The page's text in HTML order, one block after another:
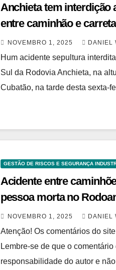
Anchieta tem interdição
entre caminhão e
Grande ABC
NOVEMBRO 1, 2025 DANIEL
Hum acidente sepultura
Sul da Rodovia Anchieta, na
Cubatão, na tarde desta sexta-
GESTÃO DE RISCOS E SEGURANÇA
Acidente entre
pessoa morta no
Paulo – 31/10/2025
NOVEMBRO 1, 2025 DANIEL
Atenção! Os comentários do
Lembre-se de que o comentário
responsabilidade do autor e